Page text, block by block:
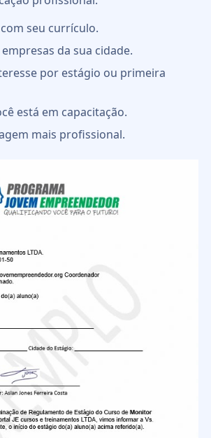
seu currículo.
da sua cidade.
por estágio ou primeira
está em capacitação.
mais profissional.